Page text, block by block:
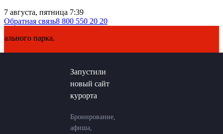
7 августа, пятница 7:39
Обратная связь8 800 550 20 20
парка.
Запустили
новый сайт
курорта
Бронирование,
афиша,